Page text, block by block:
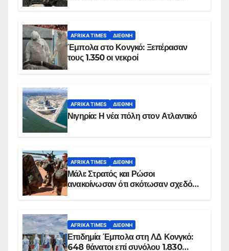
AFRIKA TIMES ΔΙΕΘΝΉ
Έμπολα στο Κονγκό: Ξεπέρασαν
τους 1.350 οι νεκροί
AFRIKA TIMES ΔΙΕΘΝΉ
Νιγηρία: Η νέα πόλη στον Ατλαντικό
AFRIKA TIMES ΔΙΕΘΝΉ
Μάλι: Στρατός και Ρώσοι
ανακοίνωσαν ότι σκότωσαν σχεδόν
AFRIKA TIMES ΔΙΕΘΝΉ
Επιδημία Έμπολα στη ΛΔ Κονγκό:
648 θάνατοι επί συνόλου 1.830